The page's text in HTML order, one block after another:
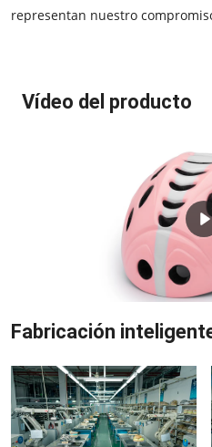
representan nuestro
Vídeo del producto
Fabricación